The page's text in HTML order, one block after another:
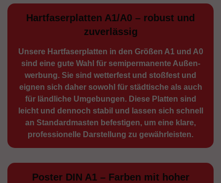
Hartfaserplatten A1/A0 – robust und
zuverlässig
Unsere Hartfaserplatten in den Größen A1 und A0
sind eine gute Wahl für semiperma­nente Außen­
werbung. Sie sind wetterfest und stoßfest und
eignen sich daher sowohl für städtische als auch
für ländliche Umge­bungen. Diese Platten sind
leicht und dennoch stabil und lassen sich schnell
an Standard­masten befestigen, um eine klare,
professionelle Darstellung zu gewährleisten.
Poster DIN A1 – Farben mit hoher